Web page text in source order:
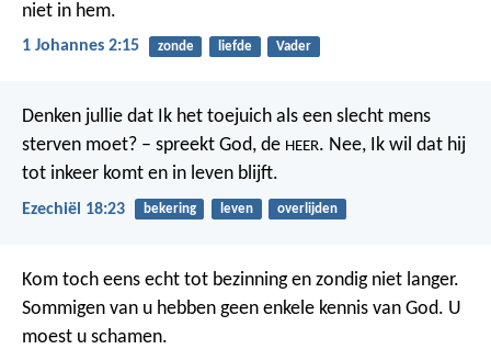
niet in hem.
1 Johannes 2:15 zonde liefde Vader
Denken jullie dat Ik het toejuich als een slecht mens
sterven moet? – spreekt God, de HEER. Nee, Ik wil dat hij
tot inkeer komt en in leven blijft.
Ezechiël 18:23 bekering leven overlijden
Kom toch eens echt tot bezinning en zondig niet langer.
Sommigen van u hebben geen enkele kennis van God. U
moest u schamen.